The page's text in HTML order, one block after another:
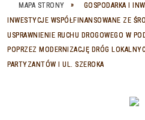
MAPA STRONY GOSPODARKA I
INWESTYCJE WSPÓŁFINANSOWANE ZE
USPRAWNIENIE RUCHU DROGOWEGO W
POPRZEZ MODERNIZACJĘ DRÓG
PARTYZANTÓW I UL. SZEROKA